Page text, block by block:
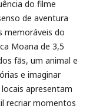
do filme
de aventura
memoráveis do
Moana de 3,5
fãs, um animal e
e imaginar
apresentam
recriar momentos